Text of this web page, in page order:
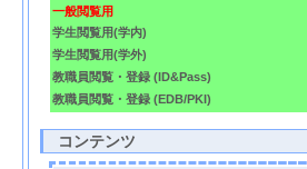
一般閲覧用
学生閲覧用(学内)
学生閲覧用(学外)
教職員閲覧・登録 (ID&Pass)
教職員閲覧・登録 (EDB/PKI)
コンテンツ